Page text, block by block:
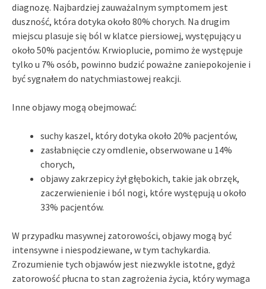
diagnozę. Najbardziej zauważalnym symptomem jest
duszność, która dotyka około 80% chorych. Na drugim
miejscu plasuje się ból w klatce piersiowej, występujący u
około 50% pacjentów. Krwioplucie, pomimo że występuje
tylko u 7% osób, powinno budzić poważne zaniepokojenie i
być sygnałem do natychmiastowej reakcji.
Inne objawy mogą obejmować:
suchy kaszel, który dotyka około 20% pacjentów,
zasłabnięcie czy omdlenie, obserwowane u 14%
chorych,
objawy zakrzepicy żył głębokich, takie jak obrzęk,
zaczerwienienie i ból nogi, które występują u około
33% pacjentów.
W przypadku masywnej zatorowości, objawy mogą być
intensywne i niespodziewane, w tym tachykardia.
Zrozumienie tych objawów jest niezwykle istotne, gdyż
zatorowość płucna to stan zagrożenia życia, który wymaga